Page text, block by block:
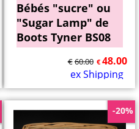
Bébés "sucre" ou
"Sugar Lamp" de
Boots Tyner BS08
€60.00 € 48.00
ex Shipping
-20%